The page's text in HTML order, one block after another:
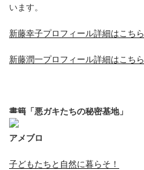
います。
新藤幸子プロフィール詳細はこちら
新藤潤一プロフィール詳細はこちら
書籍「悪ガキたちの秘密基地」
アメブロ
子どもたちと自然に暮らそ！